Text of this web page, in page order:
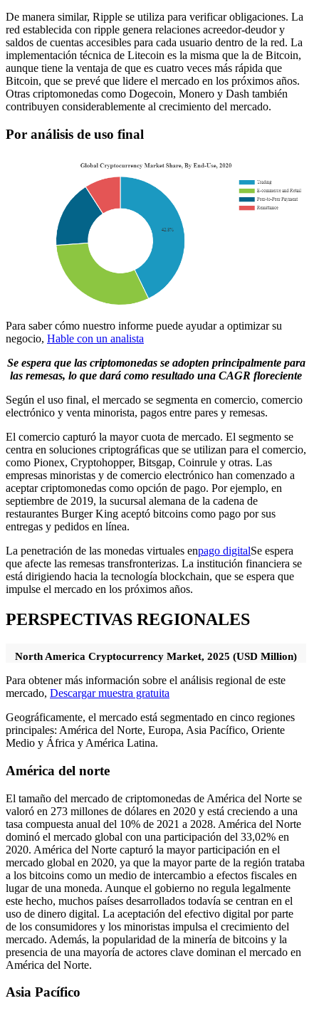
De manera similar, Ripple se utiliza para verificar obligaciones. La
red establecida con ripple genera relaciones acreedor-deudor y
saldos de cuentas accesibles para cada usuario dentro de la red. La
implementación técnica de Litecoin es la misma que la de Bitcoin,
aunque tiene la ventaja de que es cuatro veces más rápida que
Bitcoin, que se prevé que lidere el mercado en los próximos años.
Otras criptomonedas como Dogecoin, Monero y Dash también
contribuyen considerablemente al crecimiento del mercado.
Por análisis de uso final
Para saber cómo nuestro informe puede ayudar a optimizar su
negocio, Hable con un analista
Se espera que las criptomonedas se adopten principalmente para
las remesas, lo que dará como resultado una CAGR floreciente
Según el uso final, el mercado se segmenta en comercio, comercio
electrónico y venta minorista, pagos entre pares y remesas.
El comercio capturó la mayor cuota de mercado. El segmento se
centra en soluciones criptográficas que se utilizan para el comercio,
como Pionex, Cryptohopper, Bitsgap, Coinrule y otras. Las
empresas minoristas y de comercio electrónico han comenzado a
aceptar criptomonedas como opción de pago. Por ejemplo, en
septiembre de 2019, la sucursal alemana de la cadena de
restaurantes Burger King aceptó bitcoins como pago por sus
entregas y pedidos en línea.
La penetración de las monedas virtuales enpago digitalSe espera
que afecte las remesas transfronterizas. La institución financiera se
está dirigiendo hacia la tecnología blockchain, que se espera que
impulse el mercado en los próximos años.
PERSPECTIVAS REGIONALES
North America Cryptocurrency Market, 2025 (USD Million)
Para obtener más información sobre el análisis regional de este
mercado, Descargar muestra gratuita
Geográficamente, el mercado está segmentado en cinco regiones
principales: América del Norte, Europa, Asia Pacífico, Oriente
Medio y África y América Latina.
América del norte
El tamaño del mercado de criptomonedas de América del Norte se
valoró en 273 millones de dólares en 2020 y está creciendo a una
tasa compuesta anual del 10% de 2021 a 2028. América del Norte
dominó el mercado global con una participación del 33,02% en
2020. América del Norte capturó la mayor participación en el
mercado global en 2020, ya que la mayor parte de la región trataba
a los bitcoins como un medio de intercambio a efectos fiscales en
lugar de una moneda. Aunque el gobierno no regula legalmente
este hecho, muchos países desarrollados todavía se centran en el
uso de dinero digital. La aceptación del efectivo digital por parte
de los consumidores y los minoristas impulsa el crecimiento del
mercado. Además, la popularidad de la minería de bitcoins y la
presencia de una mayoría de actores clave dominan el mercado en
América del Norte.
Asia Pacífico